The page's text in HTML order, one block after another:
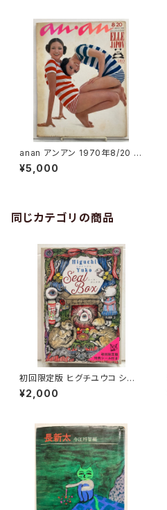
anan アンアン 1970年8/20 N
o.11 植田正治 大橋歩 片山
健 平凡出版
¥5,000
同じカテゴリの商品
初回限定版 ヒグチユウコ シー
ル・ボックス サイン入り 201
8年 初版 グラフィック社
¥2,000